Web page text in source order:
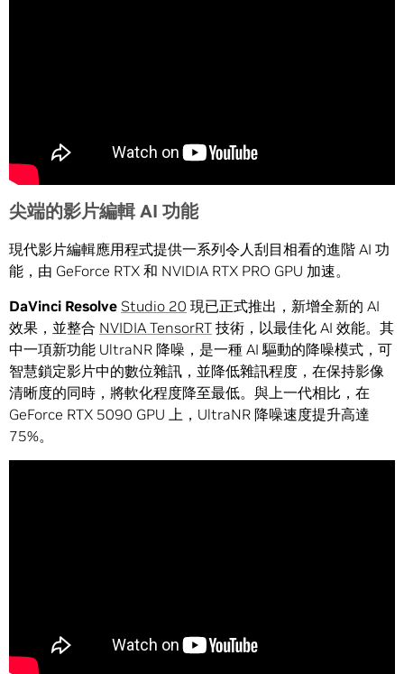
尖端的影片編輯 AI 功能
現代影片編輯應用程式提供一系列令人刮目相看的進階 AI 功
能，由 GeForce RTX 和 NVIDIA RTX PRO GPU 加速。
DaVinci Resolve Studio 20 現已正式推出，新增全新的 AI
效果，並整合 NVIDIA TensorRT 技術，以最佳化 AI 效能。其
中一項新功能 UltraNR 降噪，是一種 AI 驅動的降噪模式，可
智慧鎖定影片中的數位雜訊，並降低雜訊程度，在保持影像
清晰度的同時，將軟化程度降至最低。與上一代相比，在
GeForce RTX 5090 GPU 上，UltraNR 降噪速度提升高達
75%。